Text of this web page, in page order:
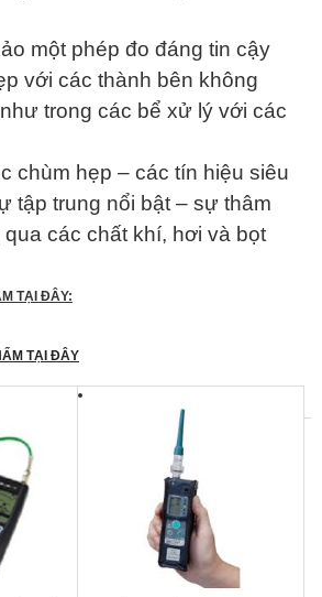
một phép đo đáng tin cậy
với các thành bên không
trong các bể xử lý với các
chùm hẹp – các tín hiệu siêu
tập trung nổi bật – sự thâm
các chất khí, hơi và bọt
TẠI ĐÂY:
TẠI ĐÂY